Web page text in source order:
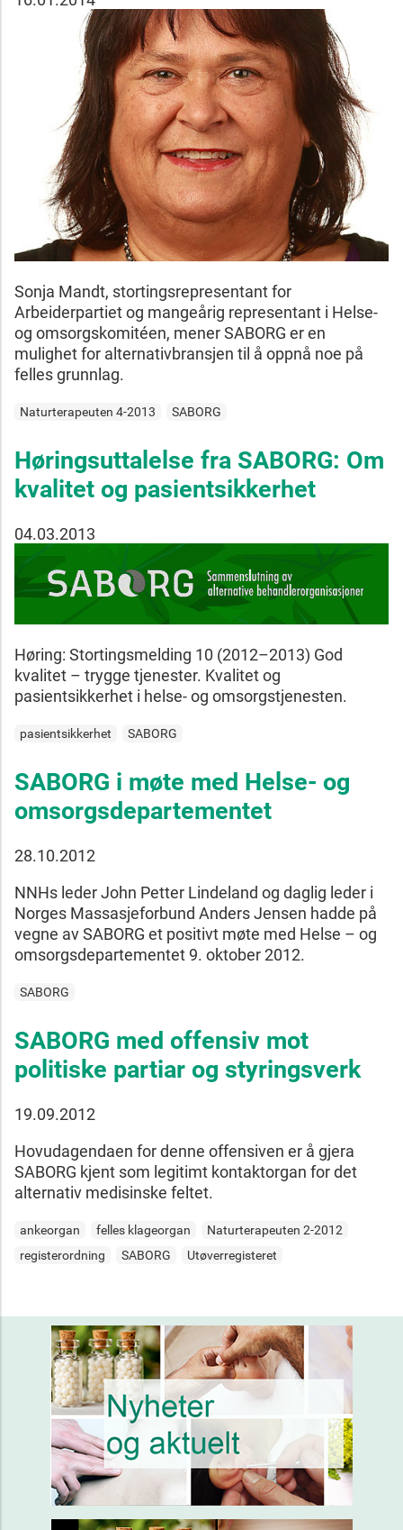
Sonja Mandt, stortingsrepresentant for
Arbeiderpartiet og mangeårig representant i Helse-
og omsorgskomitéen, mener SABORG er en
mulighet for alternativbransjen til å oppnå noe på
felles grunnlag.
Naturterapeuten 4-2013 SABORG
Høringsuttalelse fra SABORG: Om
kvalitet og pasientsikkerhet
04.03.2013
Høring: Stortingsmelding 10 (2012–2013) God
kvalitet – trygge tjenester. Kvalitet og
pasientsikkerhet i helse- og omsorgstjenesten.
pasientsikkerhet SABORG
SABORG i møte med Helse- og
omsorgsdepartementet
28.10.2012
NNHs leder John Petter Lindeland og daglig leder i
Norges Massasjeforbund Anders Jensen hadde på
vegne av SABORG et positivt møte med Helse – og
omsorgsdepartementet 9. oktober 2012.
SABORG
SABORG med offensiv mot
politiske partiar og styringsverk
19.09.2012
Hovudagendaen for denne offensiven er å gjera
SABORG kjent som legitimt kontaktorgan for det
alternativ medisinske feltet.
ankeorgan felles klageorgan
Naturterapeuten 2-2012
registerordning
SABORG Utøverregisteret